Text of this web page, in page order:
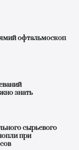
офтальмоскоп
знать
сырьевого
при